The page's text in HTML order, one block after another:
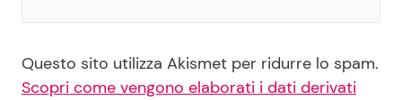
Questo sito utilizza Akismet per ridurre lo spam.
Scopri come vengono elaborati i dati derivati